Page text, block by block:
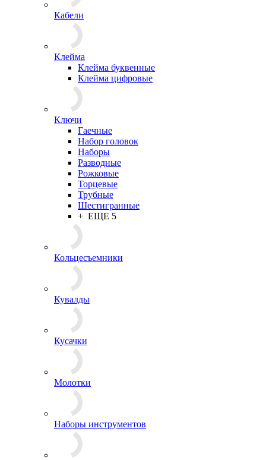
Кабели
Клейма
Клейма буквенные
Клейма цифровые
Ключи
Гаечные
Набор головок
Наборы
Разводные
Рожковые
Торцевые
Трубные
Шестигранные
+ ЕЩЕ 5
Кольцесъемники
Кувалды
Кусачки
Молотки
Наборы инструментов